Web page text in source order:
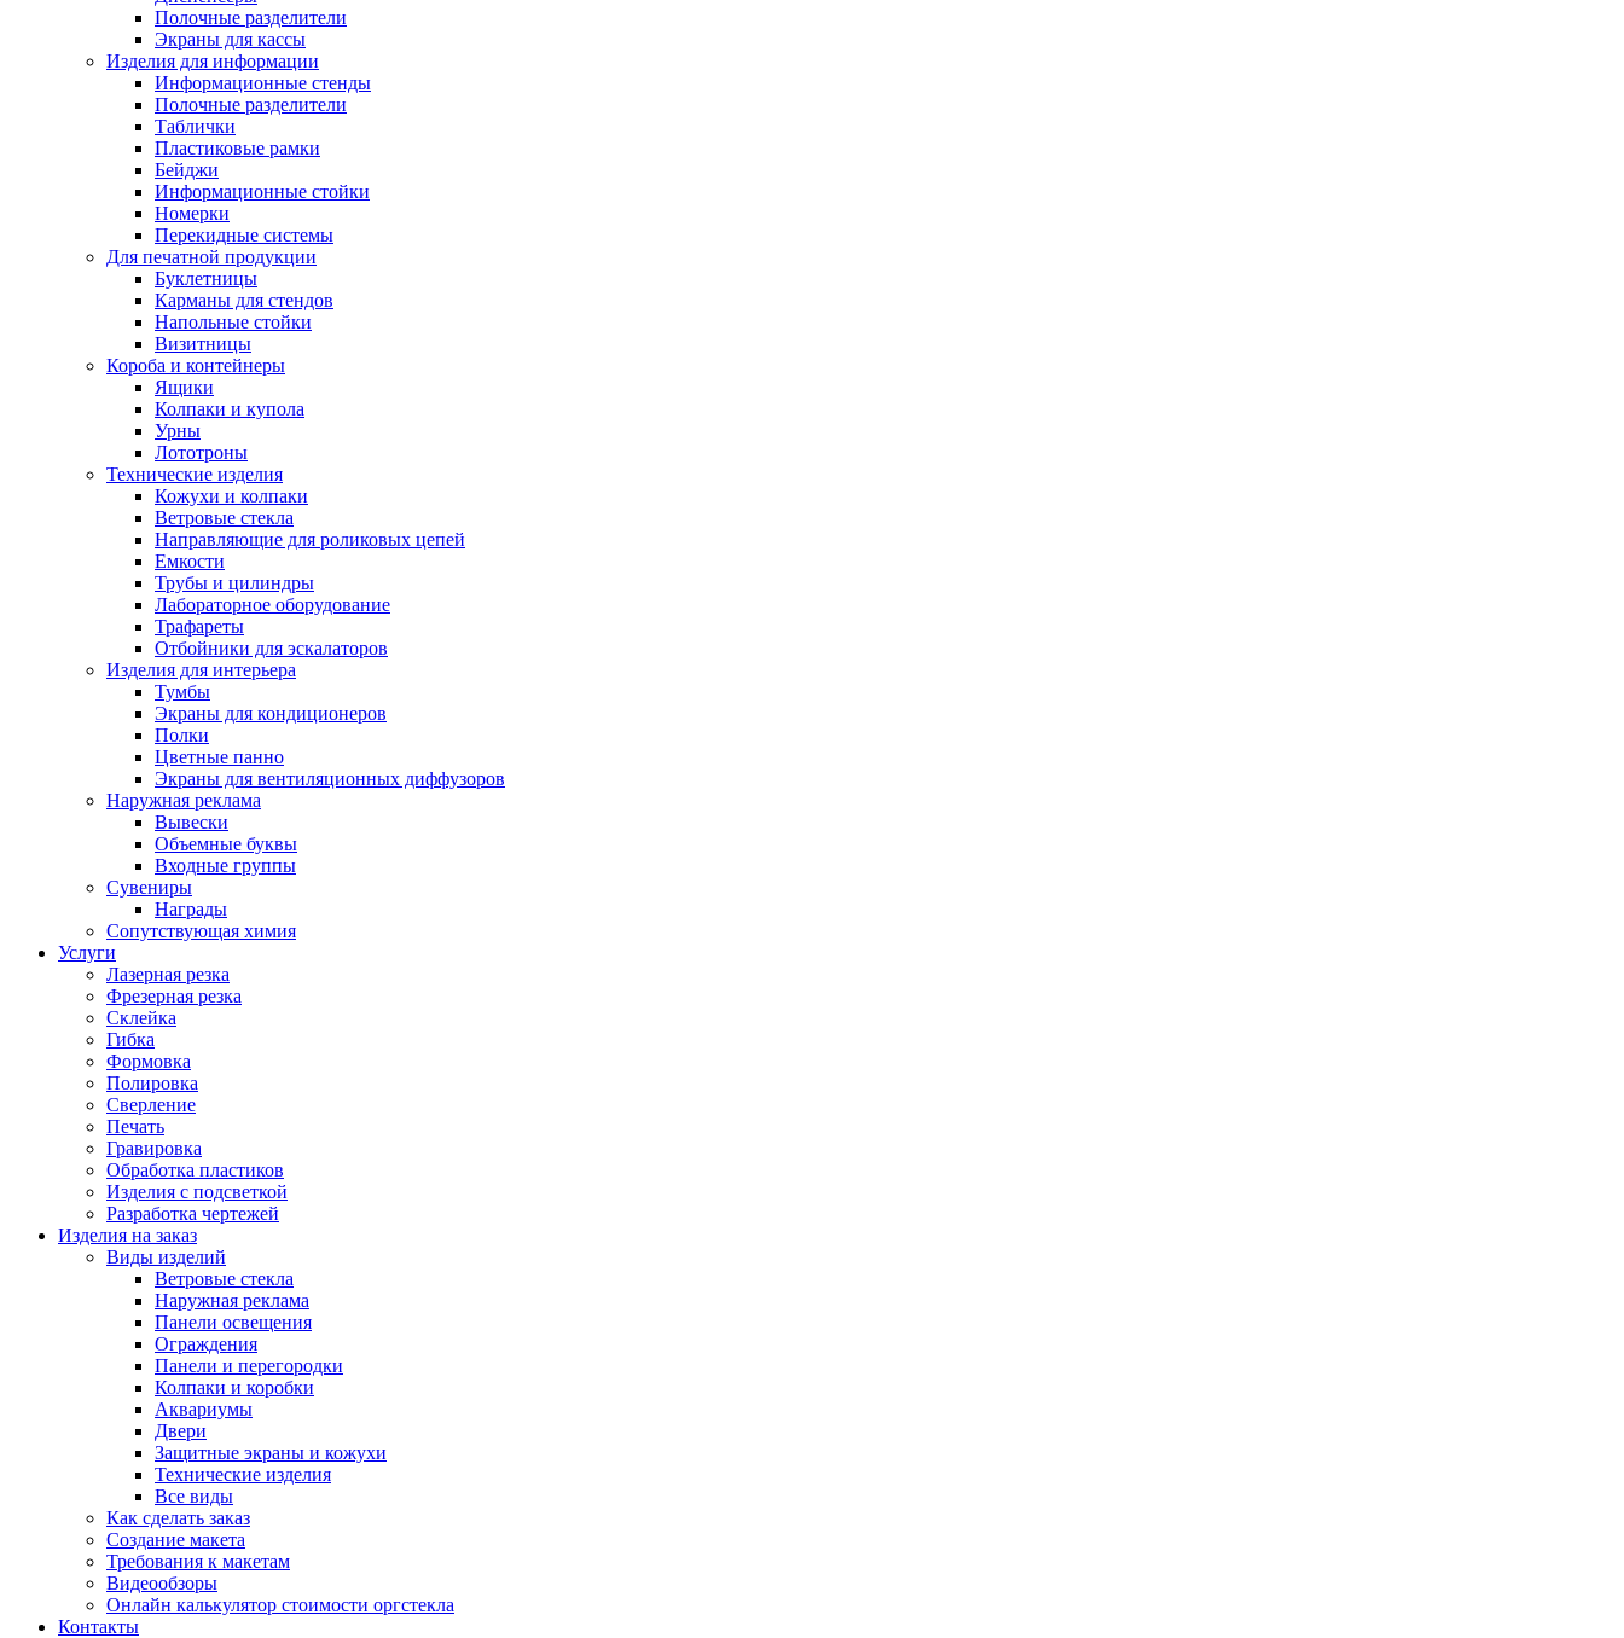
Полочные разделители
Экраны для кассы
Изделия для информации
Информационные стенды
Полочные разделители
Таблички
Пластиковые рамки
Бейджи
Информационные стойки
Номерки
Перекидные системы
Для печатной продукции
Буклетницы
Карманы для стендов
Напольные стойки
Визитницы
Короба и контейнеры
Ящики
Колпаки и купола
Урны
Лототроны
Технические изделия
Кожухи и колпаки
Ветровые стекла
Направляющие для роликовых цепей
Емкости
Трубы и цилиндры
Лабораторное оборудование
Трафареты
Отбойники для эскалаторов
Изделия для интерьера
Тумбы
Экраны для кондиционеров
Полки
Цветные панно
Экраны для вентиляционных диффузоров
Наружная реклама
Вывески
Объемные буквы
Входные группы
Сувениры
Награды
Сопутствующая химия
Услуги
Лазерная резка
Фрезерная резка
Склейка
Гибка
Формовка
Полировка
Сверление
Печать
Гравировка
Обработка пластиков
Изделия с подсветкой
Разработка чертежей
Изделия на заказ
Виды изделий
Ветровые стекла
Наружная реклама
Панели освещения
Ограждения
Панели и перегородки
Колпаки и коробки
Аквариумы
Двери
Защитные экраны и кожухи
Технические изделия
Все виды
Как сделать заказ
Создание макета
Требования к макетам
Видеообзоры
Онлайн калькулятор стоимости оргстекла
Контакты